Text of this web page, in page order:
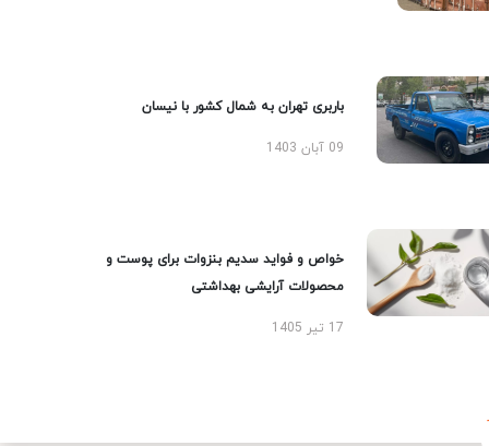
باربری تهران به شمال کشور با نیسان
09 آبان 1403
خواص و فواید سدیم بنزوات برای پوست و
محصولات آرایشی بهداشتی
17 تیر 1405